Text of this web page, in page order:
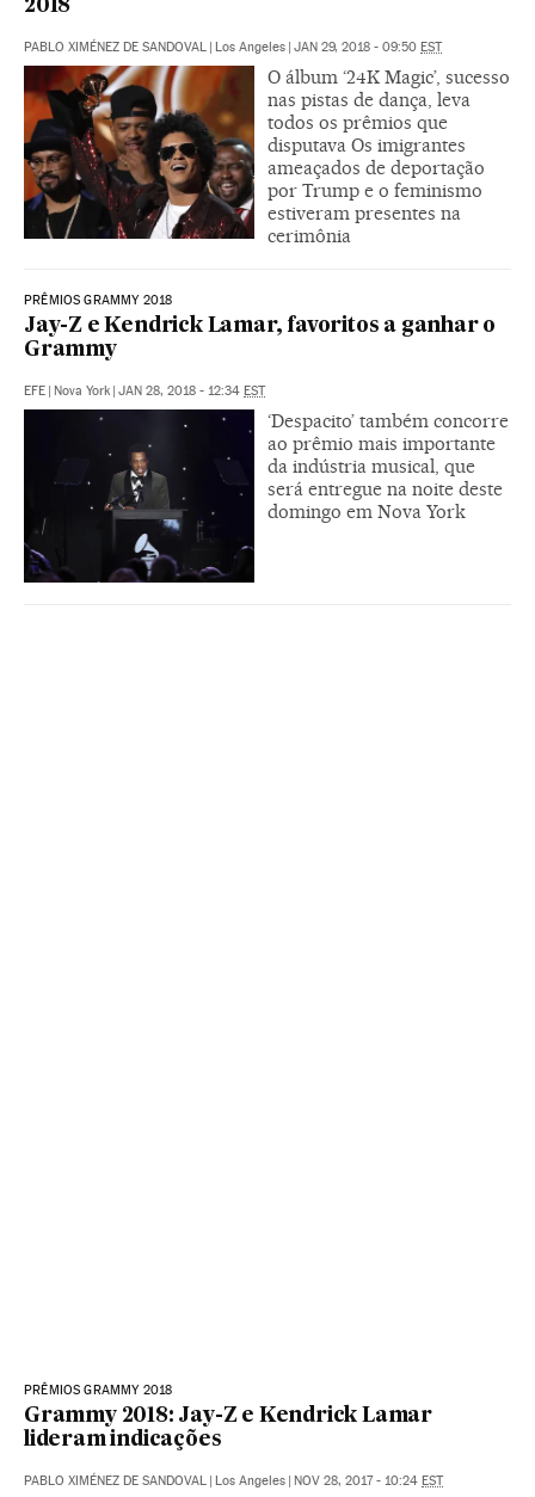
2018
PABLO XIMÉNEZ DE SANDOVAL | Los Angeles | JAN 29, 2018 - 09:50 EST
O álbum ‘24K Magic’, sucesso
nas pistas de dança, leva
todos os prêmios que
disputava Os imigrantes
ameaçados de deportação
por Trump e o feminismo
estiveram presentes na
cerimônia
PRÊMIOS GRAMMY 2018
Jay-Z e Kendrick Lamar, favoritos a ganhar o
Grammy
EFE | Nova York | JAN 28, 2018 - 12:34 EST
‘Despacito’ também concorre
ao prêmio mais importante
da indústria musical, que
será entregue na noite deste
domingo em Nova York
PRÊMIOS GRAMMY 2018
Grammy 2018: Jay-Z e Kendrick Lamar
lideram indicações
PABLO XIMÉNEZ DE SANDOVAL | Los Angeles | NOV 28, 2017 - 10:24 EST